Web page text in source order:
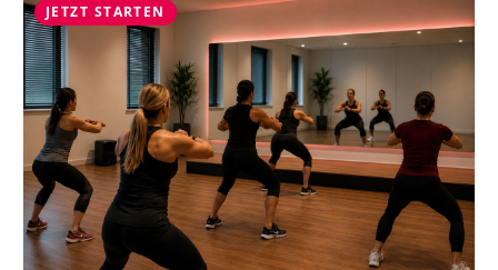
JETZT STARTEN